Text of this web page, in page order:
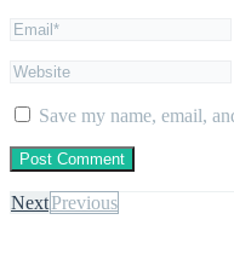
Save my name, email,
NextPrevious